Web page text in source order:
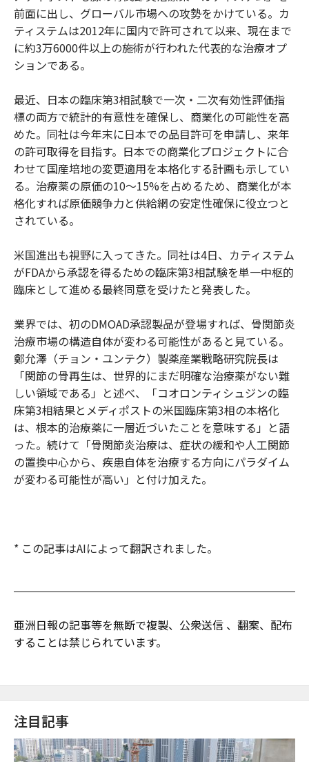
前面に出し、グローバル市場への攻勢をかけている。カ
ティステムは2012年に国内で許可されて以来、現在まで
に約3万6000件以上の施術が行われた代表的な治療オプ
ションである。
最近、日本の臨床第3相試験で一次・二次有効性評価指
標の両方で統計的有意性を確保し、商業化の可能性を高
めた。同社は今年末に日本での品目許可を申請し、来年
の許可取得を目指す。日本での商業化プロジェクトに合
わせて国産培地の変更適用を本格化する計画も示してい
る。治療薬の原価の10～15%を占めるため、商業化が本
格化すれば原価競争力と供給網の安定性確保に役立つと
されている。
米国進出も視野に入ってきた。同社は4日、カティステム
がFDAから承認を得るための臨床第3相試験を単一中枢的
臨床として進める最終同意を受けたと発表した。
業界では、初のDMOAD承認製品が登場すれば、骨関節炎
治療市場の構造自体が変わる可能性があると見ている。
鄭允澤（チョン・ユンテク）製薬産業戦略研究院長は
「関節の骨再生は、世界的にまだ明確な治療薬がない難
しい領域である」と述べ、「コオロンティシュジンの臨
床第3相結果とメディポストの米国臨床第3相の本格化
は、根本的治療薬に一層近づいたことを意味する」と語
った。続けて「骨関節炎治療は、症状の緩和や人工関節
の置換中心から、疾患自体を治療する方向にパラダイム
が変わる可能性が高い」と付け加えた。
* この記事はAIによって翻訳されました。
亜洲日報の記事等を無断で複製、公衆送信 、翻案、配布
することは禁じられています。
注目記事